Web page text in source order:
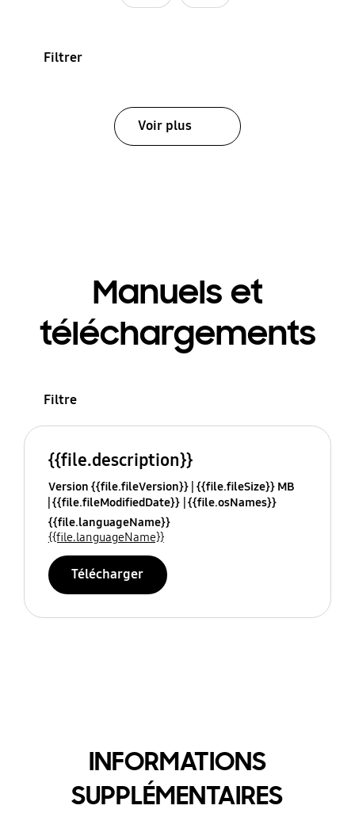
Filtrer
Voir plus
Manuels et
téléchargements
Filtre
{{file.description}}
Version {{file.fileVersion}} {{file.fileSize}} MB
{{file.fileModifiedDate}} {{file.osNames}}
{{file.languageName}}
{{file.languageName}}
Télécharger
INFORMATIONS
SUPPLÉMENTAIRES